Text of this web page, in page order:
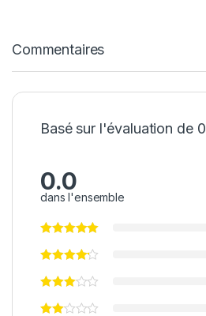
Commentaires
Basé sur l'évaluation de 0
0.0
dans l'ensemble